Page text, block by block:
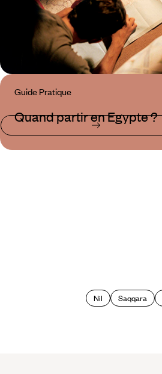
Guide Pratique
Quand partir en Egypte ?
Nil Saqqara